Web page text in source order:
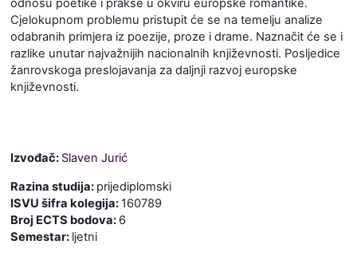
odnosu poetike i prakse u okviru europske romantike.
Cjelokupnom problemu pristupit će se na temelju analize
odabranih primjera iz poezije, proze i drame. Naznačit će se i
razlike unutar najvažnijih nacionalnih književnosti. Posljedice
žanrovskoga preslojavanja za daljnji razvoj europske
književnosti.
Izvođač: Slaven Jurić
Razina studija: prijediplomski
ISVU šifra kolegija: 160789
Broj ECTS bodova: 6
Semestar: ljetni